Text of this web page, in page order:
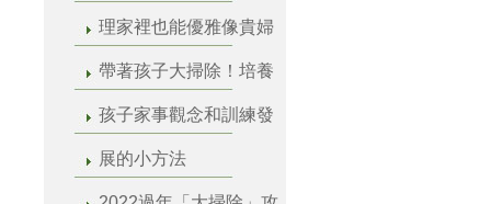
理家裡也能優雅像貴婦
帶著孩子大掃除！培養
孩子家事觀念和訓練發
展的小方法